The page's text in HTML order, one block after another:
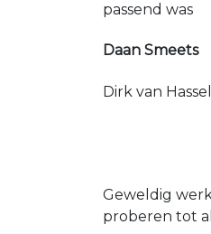
passend was
Daan Smeets
Dirk van
Geweldig
proberen tot